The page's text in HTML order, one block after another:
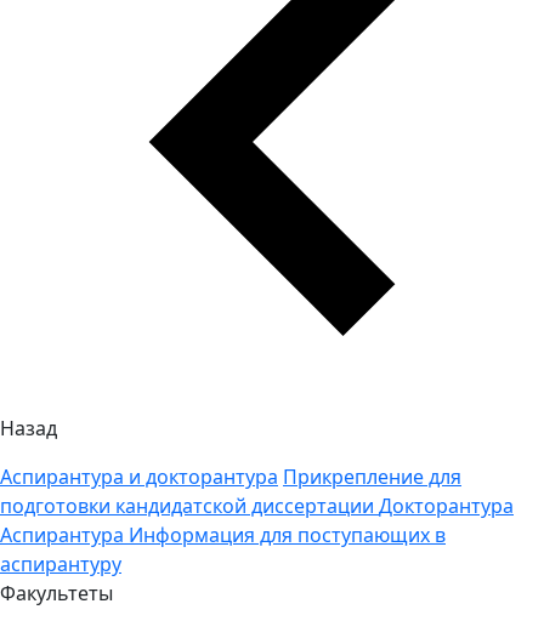
Назад
Аспирантура и докторантура Прикрепление для
подготовки кандидатской диссертации Докторантура
Аспирантура Информация для поступающих в
аспирантуру
Факультеты